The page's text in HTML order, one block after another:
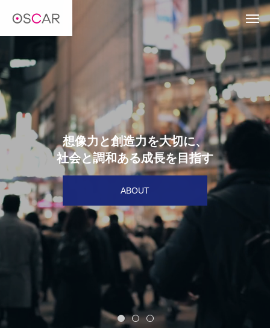
力 大 切に 、
目 指
想像力と創造力を大切に、
社会と調和ある成長を目指す
ABOUT